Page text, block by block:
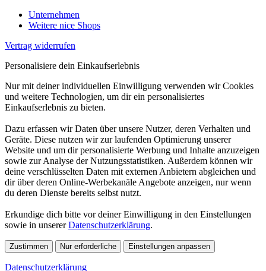
Unternehmen
Weitere nice Shops
Vertrag widerrufen
Personalisiere dein Einkaufserlebnis
Nur mit deiner individuellen Einwilligung verwenden wir Cookies
und weitere Technologien, um dir ein personalisiertes
Einkaufserlebnis zu bieten.
Dazu erfassen wir Daten über unsere Nutzer, deren Verhalten und
Geräte. Diese nutzen wir zur laufenden Optimierung unserer
Website und um dir personalisierte Werbung und Inhalte anzuzeigen
sowie zur Analyse der Nutzungsstatistiken. Außerdem können wir
deine verschlüsselten Daten mit externen Anbietern abgleichen und
dir über deren Online-Werbekanäle Angebote anzeigen, nur wenn
du deren Dienste bereits selbst nutzt.
Erkundige dich bitte vor deiner Einwilligung in den Einstellungen
sowie in unsererDatenschutzerklärung.
Zustimmen Nur erforderliche Einstellungen anpassen
Datenschutzerklärung